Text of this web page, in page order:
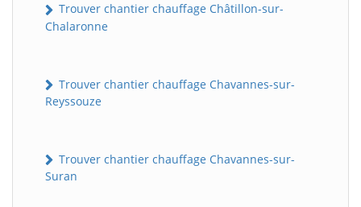
Trouver chantier chauffage Châtillon-sur-
Chalaronne
Trouver chantier chauffage Chavannes-sur-
Reyssouze
Trouver chantier chauffage Chavannes-sur-
Suran